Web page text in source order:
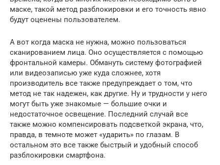
маске, такой метод разблокировки и его точность явно
будут оценены пользователем.
А вот когда маска не нужна, можно пользоваться
сканированием лица. Оно осуществляется с помощью
фронтальной камеры. Обмануть систему фотографией
или видеозаписью уже куда сложнее, хотя
производитель все также предупреждает о том, что
метод не так надежен, как другие. Ну и трудности у него
могут быть уже знакомые — большие очки и
недостаточное освещение. Последний случай все
также можно компенсировать подсветкой экрана, что,
правда, в темноте может «ударить» по глазам. В
остальном это все также быстрый и удобный способ
разблокировки смартфона.